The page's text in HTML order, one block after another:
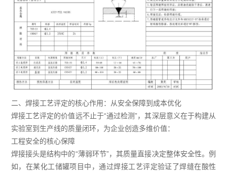
二、焊接工艺评定的核心作用：从安全保障到成本优化
焊接工艺评定的价值远不止于“通过检测”，其深层意义在于构建从
实验室到生产线的质量闭环，为企业创造多维价值：
工程安全的核心保障
焊接接头是结构中的“薄弱环节”，其质量直接决定整体安全性。例
如，在某化工储罐项目中，通过焊接工艺评定验证了焊缝在酸性